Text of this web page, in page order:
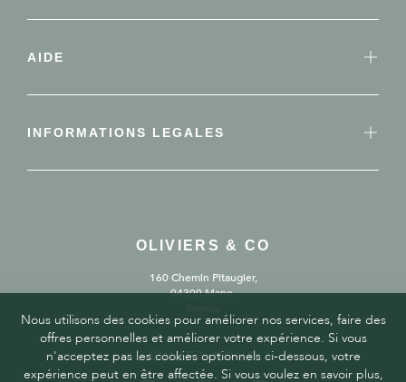
AIDE
INFORMATIONS LEGALES
OLIVIERS & CO
160 Chemin Pitaugier,
04300 Mane,
SUIVEZ-NOUS
Nous utilisons des cookies pour améliorer nos services, faire des
offres personnelles et améliorer votre expérience. Si vous
n'acceptez pas les cookies optionnels ci-dessous, votre
expérience peut en être affectée. Si vous voulez en savoir plus,